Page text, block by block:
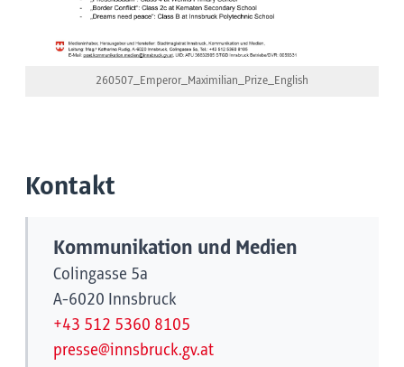
260507_Emperor_Maximilian_Prize_English
Kontakt
Kommunikation und Medien
Colingasse 5a
A-6020 Innsbruck
+43 512 5360 8105
presse@innsbruck.gv.at